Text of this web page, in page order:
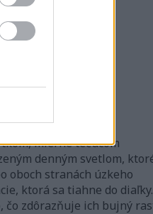
mierne tečúcom
denným svetlom,
oboch stranách úzkeho
ktorá sa tiahne do diaľky.
čo zdôrazňuje ich bujný